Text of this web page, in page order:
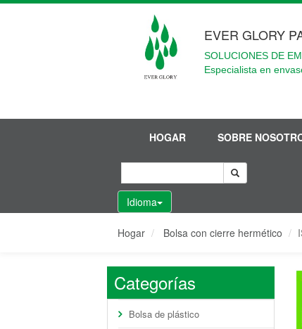
EVER GLORY
SOLUCIONES DE
Especialista en
HOGAR SOBRE
Idioma
Hogar Bolsa con cierre hermético
Categorías
Bolsa de plástico